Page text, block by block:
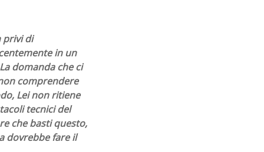
privi di
in un
domanda che ci
comprendere
Lei non ritiene
tecnici del
che basti questo,
dovrebbe fare il